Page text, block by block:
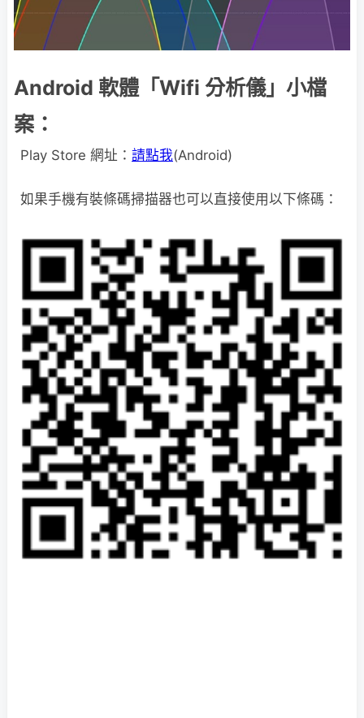
Android 軟體「Wifi 分析儀」小檔
案：
Play Store 網址： 請點我(Android)
如果手機有裝條碼掃描器也可以直接使用以下條碼：